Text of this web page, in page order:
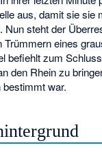
aus, damit sie sie
Nun steht der
Trümmern eines
befiehlt zum
den Rhein zu
bestimmt war.